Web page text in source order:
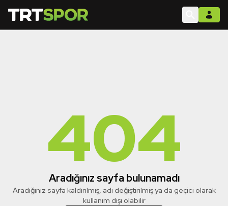
404
Aradığınız sayfa bulunamadı
Aradığınız sayfa kaldırılmış, adı değiştirilmiş ya da geçici olarak
kullanım dışı olabilir